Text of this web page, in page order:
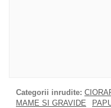
Categorii inrudite:
MAME SI GRAVIDE